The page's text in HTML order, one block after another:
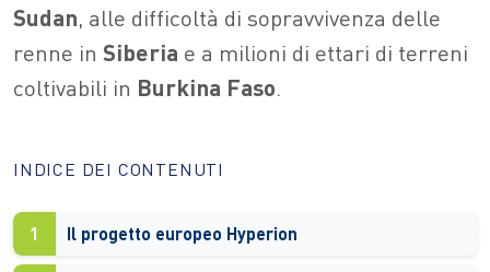
Sudan, alle difficoltà di sopravvivenza delle
renne in Siberia e a milioni di ettari di terreni
coltivabili in Burkina Faso.
INDICE DEI CONTENUTI
1 Il progetto europeo Hyperion